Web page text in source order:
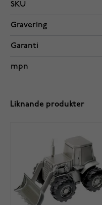
SKU
Gravering
Garanti
mpn
Liknande produkter